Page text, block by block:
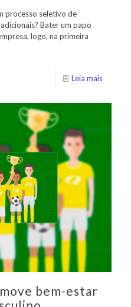
processo seletivo de
Bater um papo
logo, na primeira
Leia mais
bem-estar